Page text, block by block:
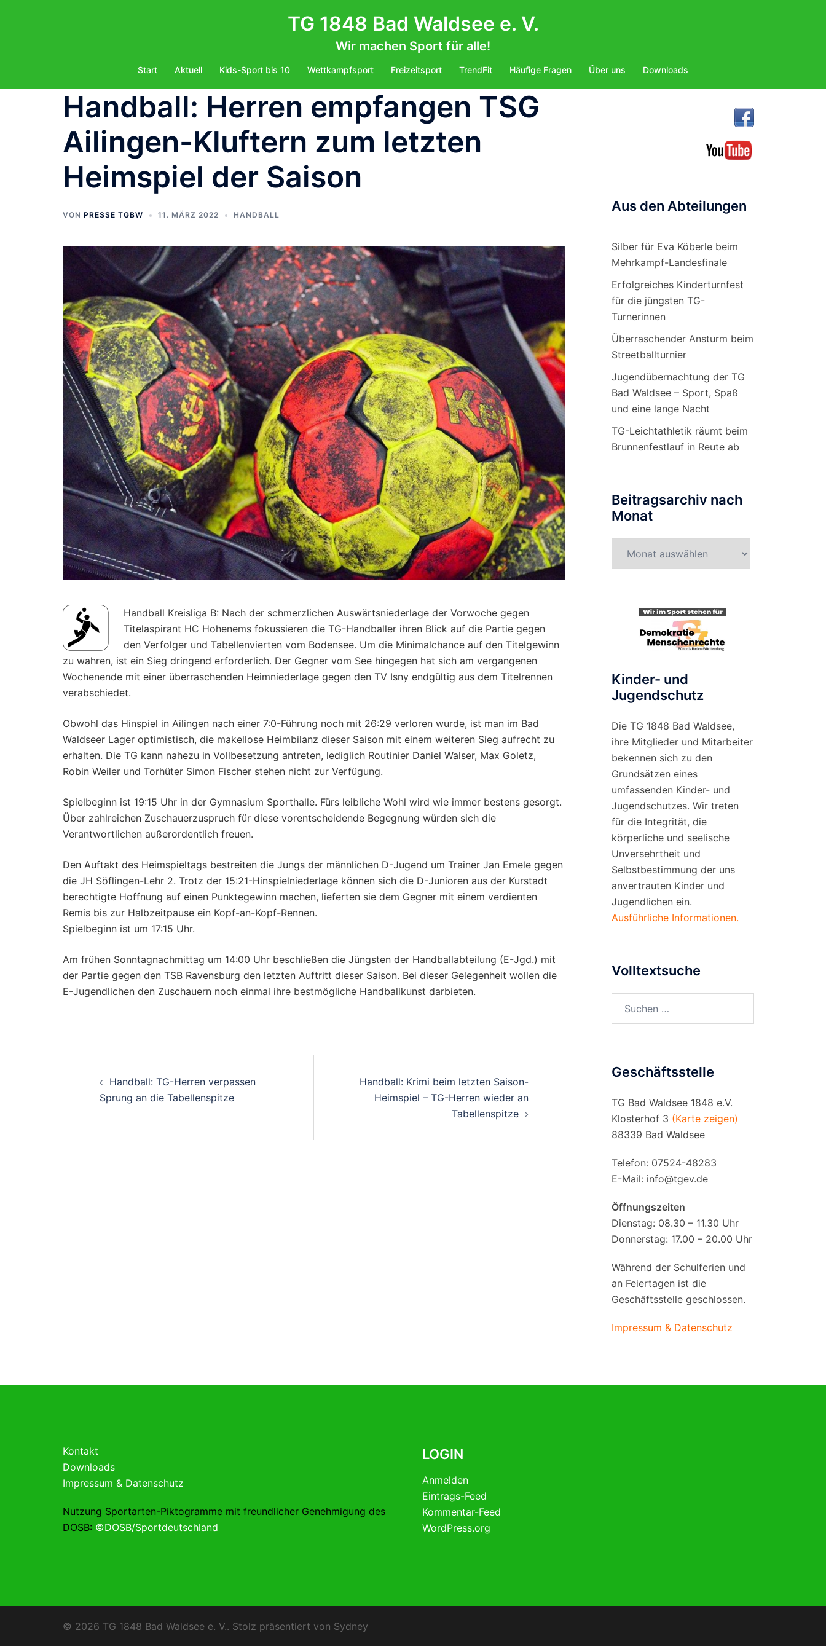
TG 1848 Bad Waldsee e. V.
Wir machen Sport für alle!
Start Aktuell Kids-Sport bis 10 Wettkampfsport Freizeitsport TrendFit Häufige Fragen Über uns Downloads
Handball: Herren empfangen TSG
Ailingen-Kluftern zum letzten
Heimspiel der Saison
VON PRESSE TGBW 11. MÄRZ 2022 HANDBALL
Handball Kreisliga B: Nach der schmerzlichen Auswärtsniederlage der Vorwoche gegen
Titelaspirant HC Hohenems fokussieren die TG-Handballer ihren Blick auf die Partie gegen
den Verfolger und Tabellenvierten vom Bodensee. Um die Minimalchance auf den Titelgewinn
zu wahren, ist ein Sieg dringend erforderlich. Der Gegner vom See hingegen hat sich am vergangenen
Wochenende mit einer überraschenden Heimniederlage gegen den TV Isny endgültig aus dem Titelrennen
verabschiedet.
Obwohl das Hinspiel in Ailingen nach einer 7:0-Führung noch mit 26:29 verloren wurde, ist man im Bad
Waldseer Lager optimistisch, die makellose Heimbilanz dieser Saison mit einem weiteren Sieg aufrecht zu
erhalten. Die TG kann nahezu in Vollbesetzung antreten, lediglich Routinier Daniel Walser, Max Goletz,
Robin Weiler und Torhüter Simon Fischer stehen nicht zur Verfügung.
Spielbeginn ist 19:15 Uhr in der Gymnasium Sporthalle. Fürs leibliche Wohl wird wie immer bestens gesorgt.
Über zahlreichen Zuschauerzuspruch für diese vorentscheidende Begegnung würden sich die
Verantwortlichen außerordentlich freuen.
Den Auftakt des Heimspieltags bestreiten die Jungs der männlichen D-Jugend um Trainer Jan Emele gegen
die JH Söflingen-Lehr 2. Trotz der 15:21-Hinspielniederlage können sich die D-Junioren aus der Kurstadt
berechtigte Hoffnung auf einen Punktegewinn machen, lieferten sie dem Gegner mit einem verdienten
Remis bis zur Halbzeitpause ein Kopf-an-Kopf-Rennen.
Spielbeginn ist um 17:15 Uhr.
Am frühen Sonntagnachmittag um 14:00 Uhr beschließen die Jüngsten der Handballabteilung (E-Jgd.) mit
der Partie gegen den TSB Ravensburg den letzten Auftritt dieser Saison. Bei dieser Gelegenheit wollen die
E-Jugendlichen den Zuschauern noch einmal ihre bestmögliche Handballkunst darbieten.
Handball: TG-Herren verpassen
Sprung an die Tabellenspitze
Handball: Krimi beim letzten Saison-
Heimspiel – TG-Herren wieder an
Tabellenspitze
Aus den Abteilungen
Silber für Eva Köberle beim
Mehrkampf-Landesfinale
Erfolgreiches Kinderturnfest
für die jüngsten TG-
Turnerinnen
Überraschender Ansturm beim
Streetballturnier
Jugendübernachtung der TG
Bad Waldsee – Sport, Spaß
und eine lange Nacht
TG-Leichtathletik räumt beim
Brunnenfestlauf in Reute ab
Beitragsarchiv nach
Monat
nach
Kinder- und
Jugendschutz
Die TG 1848 Bad Waldsee,
ihre Mitglieder und Mitarbeiter
bekennen sich zu den
Grundsätzen eines
umfassenden Kinder- und
Jugendschutzes. Wir treten
für die Integrität, die
körperliche und seelische
Unversehrtheit und
Selbstbestimmung der uns
anvertrauten Kinder und
Jugendlichen ein.
Ausführliche Informationen.
Volltextsuche
nach:
Geschäftsstelle
TG Bad Waldsee 1848 e.V.
Klosterhof 3 (Karte zeigen)
88339 Bad Waldsee
Telefon: 07524-48283
E-Mail: info@tgev.de
Öffnungszeiten
Dienstag: 08.30 – 11.30 Uhr
Donnerstag: 17.00 – 20.00 Uhr
Während der Schulferien und
an Feiertagen ist die
Geschäftsstelle geschlossen.
Impressum & Datenschutz
Kontakt
Downloads
Impressum & Datenschutz
Nutzung Sportarten-Piktogramme mit freundlicher Genehmigung des
DOSB: ©DOSB/Sportdeutschland
LOGIN
Anmelden
Eintrags-Feed
Kommentar-Feed
WordPress.org
© 2026 TG 1848 Bad Waldsee e. V.. Stolz präsentiert von Sydney